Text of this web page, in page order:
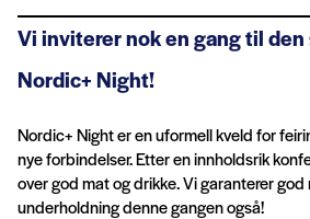
Vi inviterer nok en gang til
Nordic+ Night!
Nordic+ Night er en uformell kveld for
nye forbindelser. Etter en innholdsrik
over god mat og drikke. Vi garanterer
underholdning denne gangen også!